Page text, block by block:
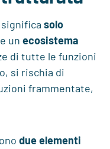
solo
un ecosistema
di tutte le funzioni
si rischia di
frammentate,
due elementi